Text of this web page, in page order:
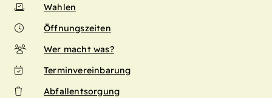
Wahlen
Öffnungszeiten
Wer macht was?
Terminvereinbarung
Abfallentsorgung